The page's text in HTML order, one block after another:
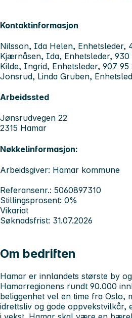
Kontaktinformasjon
Nilsson, Ida Helen, Enhetsleder,
Kjærnåsen, Ida, Enhetsleder, 930
Kilde, Ingrid, Enhetsleder, 907 95
Jonsrud, Linda Gruben,
Arbeidssted
Jønsrudvegen 22
2315 Hamar
Nøkkelinformasjon:
Arbeidsgiver: Hamar kommune
Referansenr.: 5060897310
Stillingsprosent: 0%
Vikariat
Søknadsfrist: 31.07.2026
Om bedriften
Hamar er innlandets største by
Hamarregionens rundt 90.000
beliggenhet vel en time fra Oslo,
idrettsliv og gode oppvekstvilkår,